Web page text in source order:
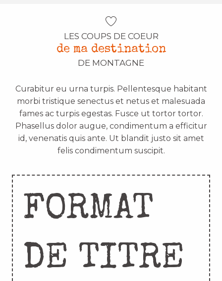
LES COUPS DE COEUR
de ma destination
DE MONTAGNE
Curabitur eu urna turpis. Pellentesque habitant
morbi tristique senectus et netus et malesuada
fames ac turpis egestas. Fusce ut tortor tortor.
Phasellus dolor augue, condimentum a efficitur
id, venenatis quis ante. Ut blandit justo sit amet
felis condimentum suscipit.
FORMAT
DE TITRE